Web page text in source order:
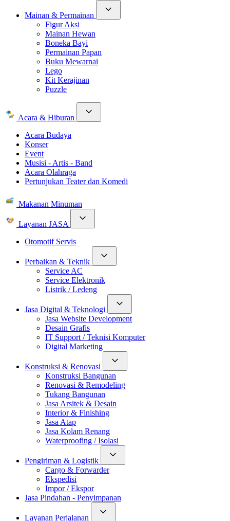
Mainan & Permainan
Figur Aksi
Mainan Hewan
Boneka Bayi
Permainan Papan
Buku Mewarnai
Lego
Kit Kerajinan
Puzzle
Acara & Hiburan
Acara Budaya
Konser
Event
Musisi - Artis - Band
Acara Olahraga
Pertunjukan Teater dan Komedi
Makanan Minuman
Layanan JASA
Otomotif Servis
Perbaikan & Teknik
Service AC
Service Elektronik
Listrik / Ledeng
Jasa Digital & Teknologi
Jasa Website Development
Desain Grafis
IT Support / Teknisi Komputer
Digital Marketing
Konstruksi & Renovasi
Konstruksi Bangunan
Renovasi & Remodeling
Tukang Bangunan
Jasa Arsitek & Desain
Interior & Finishing
Jasa Atap
Jasa Kolam Renang
Waterproofing / Isolasi
Pengiriman & Logistik
Cargo & Forwarder
Ekspedisi
Impor / Ekspor
Jasa Pindahan - Penyimpanan
Layanan Perjalanan